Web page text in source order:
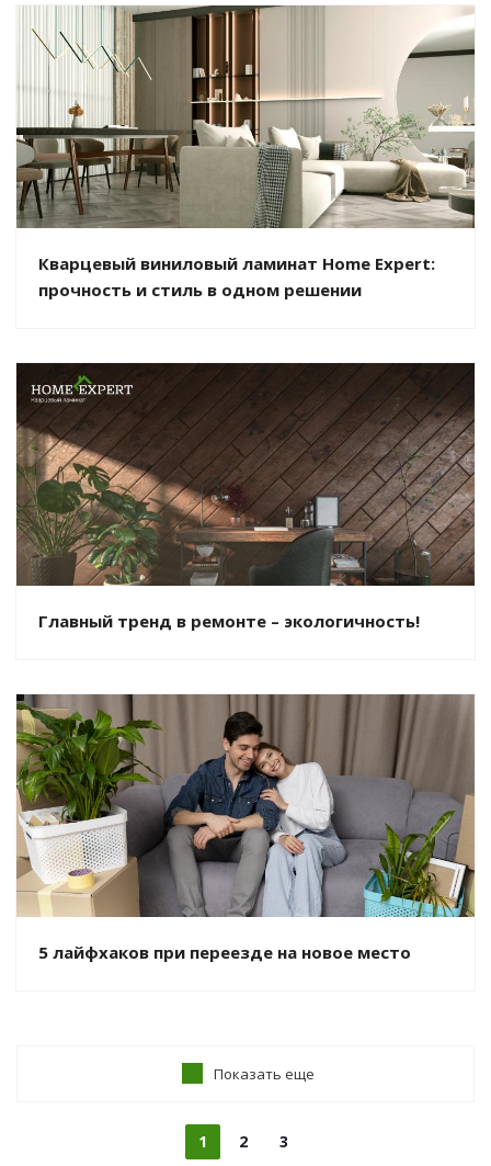
Кварцевый виниловый ламинат Home Expert:
прочность и стиль в одном решении
Главный тренд в ремонте – экологичность!
5 лайфхаков при переезде на новое место
Показать еще
1 2 3